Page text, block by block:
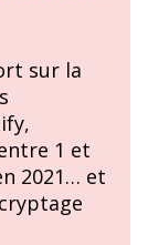
sur la
1 et
2021… et